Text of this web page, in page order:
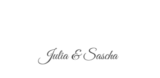
Julia & Sascha